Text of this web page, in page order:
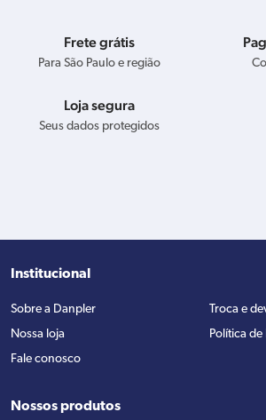
Frete grátis
Para São Paulo e região
Loja segura
Seus dados protegidos
Institucional
Sobre a Danpler
Nossa loja
Fale conosco
Troca e
Política
Nossos produtos